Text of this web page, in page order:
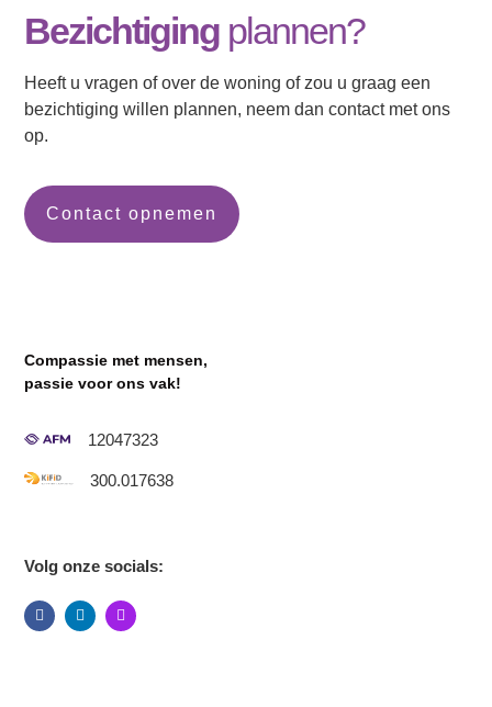
Bezichtiging plannen?
Heeft u vragen of over de woning of zou u graag een
bezichtiging willen plannen, neem dan contact met ons
op.
Contact opnemen
Compassie met mensen,
passie voor ons vak!
12047323
300.017638
Volg onze socials: